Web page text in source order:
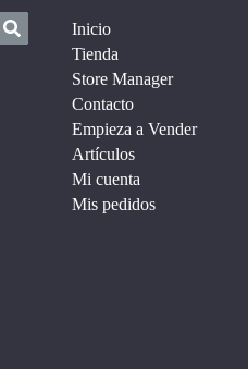
Inicio
Tienda
Store Manager
Contacto
Empieza a Vender
Artículos
Mi cuenta
Mis pedidos